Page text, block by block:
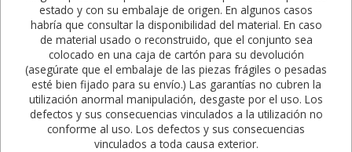
estado y con su embalaje de origen. En algunos casos
habría que consultar la disponibilidad del material. En caso
de material usado o reconstruido, que el conjunto sea
colocado en una caja de cartón para su devolución
(asegúrate que el embalaje de las piezas frágiles o pesadas
esté bien fijado para su envío.) Las garantías no cubren la
utilización anormal manipulación, desgaste por el uso. Los
defectos y sus consecuencias vinculados a la utilización no
conforme al uso. Los defectos y sus consecuencias
vinculados a toda causa exterior.